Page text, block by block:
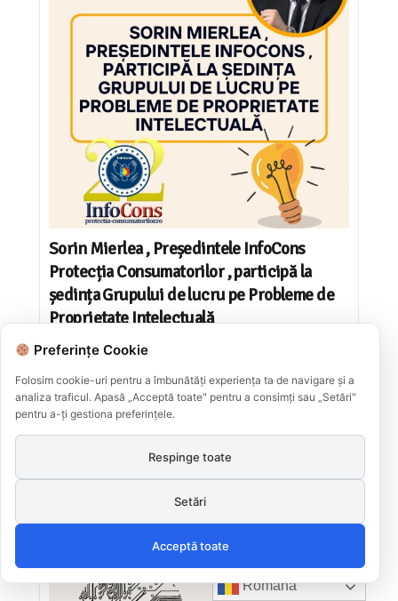
Sorin Mierlea , Președintele InfoCons
Protecția Consumatorilor , participă la
ședința Grupului de lucru pe Probleme de
Proprietate Intelectuală
Adăugat la:2025-10-16
Română
Preferințe Cookie
Folosim cookie-uri pentru a îmbunătăți experiența ta de navigare și a
analiza traficul. Apasă „Acceptă toate" pentru a consimți sau „Setări"
pentru a-ți gestiona preferințele.
Respinge toate
Setări
Acceptă toate